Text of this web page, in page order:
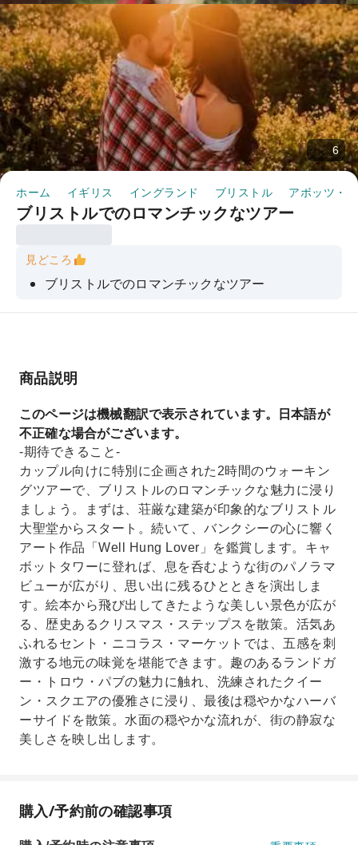
6
ホーム イギリス イングランド ブリストル アボッツ・
ブリストルでのロマンチックなツアー
見どころ
ブリストルでのロマンチックなツアー
商品説明
このページは機械翻訳で表示されています。日本語が
不正確な場合がございます。
-期待できること-
カップル向けに特別に企画された2時間のウォーキン
グツアーで、ブリストルのロマンチックな魅力に浸り
ましょう。まずは、荘厳な建築が印象的なブリストル
大聖堂からスタート。続いて、バンクシーの心に響く
アート作品「Well Hung Lover」を鑑賞します。キャ
ボットタワーに登れば、息を呑むような街のパノラマ
ビューが広がり、思い出に残るひとときを演出しま
す。絵本から飛び出してきたような美しい景色が広が
る、歴史あるクリスマス・ステップスを散策。活気あ
ふれるセント・ニコラス・マーケットでは、五感を刺
激する地元の味覚を堪能できます。趣のあるランドガ
ー・トロウ・パブの魅力に触れ、洗練されたクイー
ン・スクエアの優雅さに浸り、最後は穏やかなハーバ
ーサイドを散策。水面の穏やかな流れが、街の静寂な
美しさを映し出します。
購入/予約前の確認事項